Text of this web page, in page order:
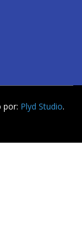
por: Plyd Studio.